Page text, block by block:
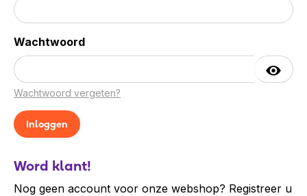
Wachtwoord
Wachtwoord vergeten?
Word klant!
Nog geen account voor onze webshop? Registreer u